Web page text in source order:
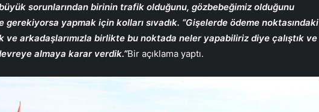
sorunlarından birinin trafik olduğunu, gözbebeğimiz olduğunu
yapmak için kolları sıvadık. “Gişelerde ödeme noktasındaki
arkadaşlarımızla birlikte bu noktada neler yapabiliriz diye çalıştık ve
almaya karar verdik.”Bir açıklama yaptı.